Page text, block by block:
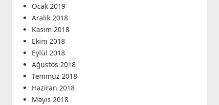
Ocak 2019
Aralık 2018
Kasım 2018
Ekim 2018
Eylül 2018
Ağustos 2018
Temmuz 2018
Haziran 2018
Mayıs 2018